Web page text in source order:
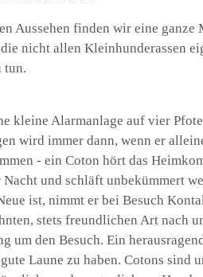
Aussehen finden wir eine ganze
nicht allen Kleinhunderassen
tun.
kleine Alarmanlage auf vier
wird immer dann, wenn er
- ein Coton hört das
und schläft unbekümmert
ist, nimmt er bei Besuch
stets freundlichen Art nach
um den Besuch. Ein
Laune zu haben. Cotons sind